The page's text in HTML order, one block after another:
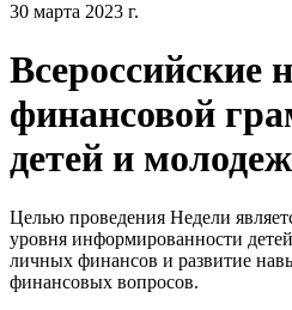
30 марта 2023 г.
Всероссийские
финансовой
детей и
Целью проведения Недели
уровня информированности
личных финансов и развитие
финансовых вопросов.